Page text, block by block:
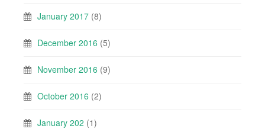
January 2017 (8)
December 2016 (5)
November 2016 (9)
October 2016 (2)
January 202 (1)